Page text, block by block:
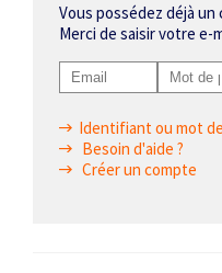
Vous possédez déjà un
Merci de saisir votre e-
Identifiant ou mot
Besoin d'aide ?
Créer un compte